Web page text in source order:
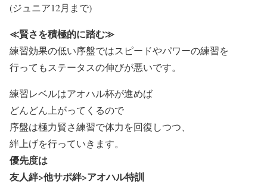
(ジュニア12月まで)
≪賢さを積極的に踏む≫
練習効果の低い序盤ではスピードやパワーの練習を
行ってもステータスの伸びが悪いです。
練習レベルはアオハル杯が進めば
どんどん上がってくるので
序盤は極力賢さ練習で体力を回復しつつ、
絆上げを行っていきます。
優先度は
友人絆>他サポ絆>アオハル特訓